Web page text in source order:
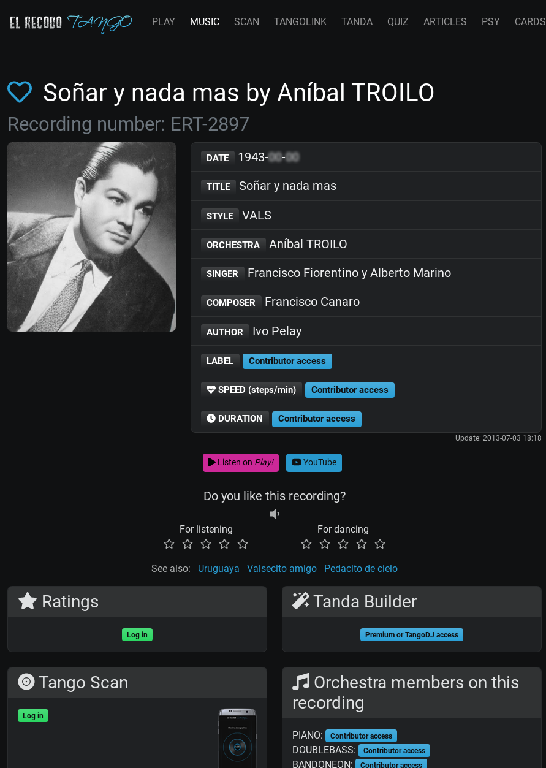
PLAY MUSIC SCAN TANGOLINK TANDA QUIZ ARTICLES PSY CARDS
Soñar y nada mas by Aníbal TROILO
Recording number: ERT-2897
DATE 1943-00-00
TITLE Soñar y nada mas
STYLE VALS
ORCHESTRA Aníbal TROILO
SINGER Francisco Fiorentino y Alberto Marino
COMPOSER Francisco Canaro
AUTHOR Ivo Pelay
LABEL Contributor access
SPEED (steps/min) Contributor access
DURATION Contributor access
Update: 2013-07-03 18:18
Listen on Play! YouTube
Do you like this recording?
For listening For dancing
See also: Uruguaya Valsecito amigo Pedacito de cielo
Ratings
Log in
Tango Scan
Log in
Tanda Builder
Premium or TangoDJ access
Orchestra members on this
recording
PIANO: Contributor access
DOUBLEBASS: Contributor access
BANDONEON: Contributor access